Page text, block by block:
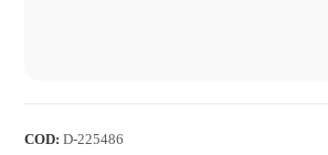
COD:D-225486